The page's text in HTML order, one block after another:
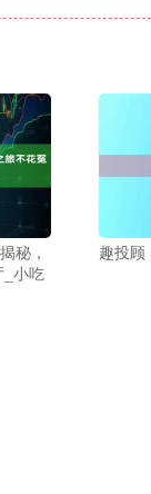
秘，
_小吃
趣投顾